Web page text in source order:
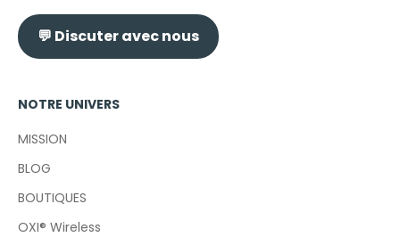
💬 Discuter avec nous
NOTRE UNIVERS
MISSION
BLOG
BOUTIQUES
OXI® Wireless